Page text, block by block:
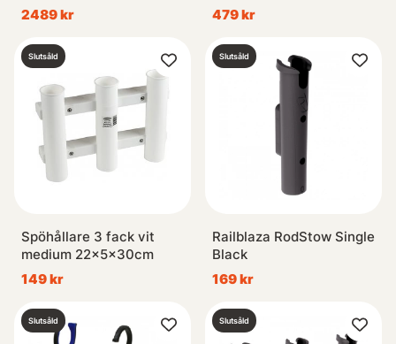
2489 kr
479 kr
Slutsåld
Spöhållare 3 fack vit
medium 22x5x30cm
149 kr
Slutsåld
Railblaza RodStow Single
Black
169 kr
Slutsåld Slutsåld